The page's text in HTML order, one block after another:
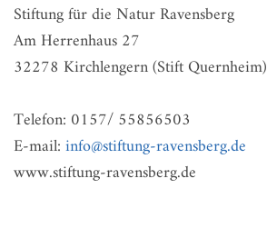
Stiftung für die Natur Ravensberg
Am Herrenhaus 27
32278 Kirchlengern (Stift Quernheim)
Telefon: 0157/ 55856503
E-mail:info@stiftung-ravensberg.de
www.stiftung-ravensberg.de